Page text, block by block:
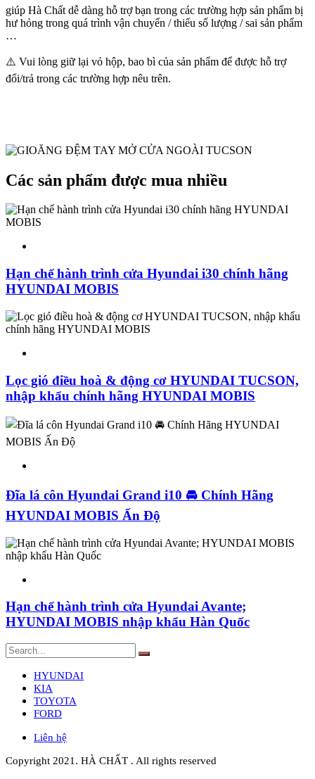
giúp Hà Chất dễ dàng hỗ trợ bạn trong các trường hợp sản phẩm bị
hư hỏng trong quá trình vận chuyển / thiếu số lượng / sai sản phẩm
…
⚠️ Vui lòng giữ lại vỏ hộp, bao bì của sản phẩm để được hỗ trợ
đổi/trả trong các trường hợp nêu trên.
Các sản phẩm được mua nhiều
Hạn chế hành trình cửa Hyundai i30 chính hãng
HYUNDAI MOBIS
Lọc gió điều hoà & động cơ HYUNDAI TUCSON,
nhập khẩu chính hãng HYUNDAI MOBIS
Đĩa lá côn Hyundai Grand i10 🚘 Chính Hãng
HYUNDAI MOBIS Ấn Độ
Hạn chế hành trình cửa Hyundai Avante;
HYUNDAI MOBIS nhập khẩu Hàn Quốc
HYUNDAI
KIA
TOYOTA
FORD
Liên hệ
Copyright 2021. HÀ CHẤT . All rights reserved